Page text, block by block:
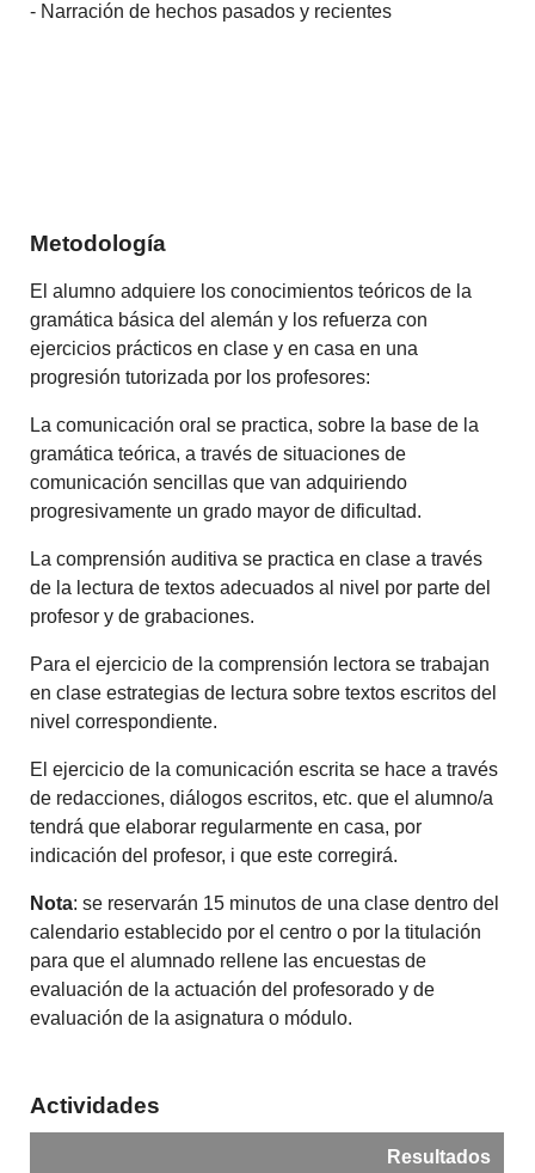
- Narración de hechos pasados y recientes
Metodología
El alumno adquiere los conocimientos teóricos de la
gramática básica del alemán y los refuerza con
ejercicios prácticos en clase y en casa en una
progresión tutorizada por los profesores:
La comunicación oral se practica, sobre la base de la
gramática teórica, a través de situaciones de
comunicación sencillas que van adquiriendo
progresivamente un grado mayor de dificultad.
La comprensión auditiva se practica en clase a través
de la lectura de textos adecuados al nivel por parte del
profesor y de grabaciones.
Para el ejercicio de la comprensión lectora se trabajan
en clase estrategias de lectura sobre textos escritos del
nivel correspondiente.
El ejercicio de la comunicación escrita se hace a través
de redacciones, diálogos escritos, etc. que el alumno/a
tendrá que elaborar regularmente en casa, por
indicación del profesor, i que este corregirá.
Nota: se reservarán 15 minutos de una clase dentro del
calendario establecido por el centro o por la titulación
para que el alumnado rellene las encuestas de
evaluación de la actuación del profesorado y de
evaluación de la asignatura o módulo.
Actividades
Resultados